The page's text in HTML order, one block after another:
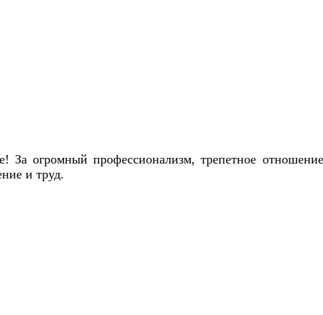
огромный профессионализм, трепетное
и труд.